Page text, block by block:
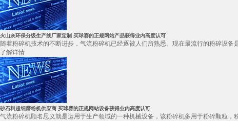
火山灰环保分级生产线厂家定制 买球赛的正规网站产品获得业内高度认可
随着粉碎机技术的不断进步，气流粉碎机已经逐被人们所熟悉。现在最流行的粉碎设
了解详情
砂石料超细磨粉机供应商 买球赛的正规网站设备获得业内高度认可
气流粉碎机顾名思义就是运用于生产领域的一种机械设备，该粉碎机多用于粉碎颗粒